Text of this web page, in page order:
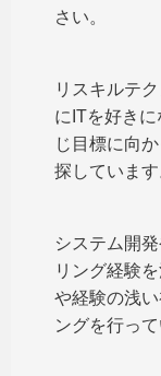
さい。
リスキルテ
にITを好き
じ目標に向
探しています
システム開
リング経験
や経験の浅
ングを行っ